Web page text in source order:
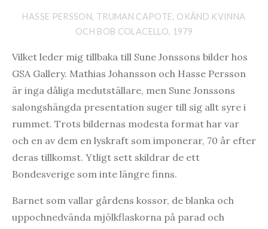
HASSE PERSSON, TRUMAN CAPOTE, OKÄND KVINNA
OCH BOB COLACELLO, 1979
Vilket leder mig tillbaka till Sune Jonssons bilder hos
GSA Gallery. Mathias Johansson och Hasse Persson
är inga dåliga medutställare, men Sune Jonssons
salongshängda presentation suger till sig allt syre i
rummet. Trots bildernas modesta format har var
och en av dem en lyskraft som imponerar, 70 år efter
deras tillkomst. Ytligt sett skildrar de ett
Bondesverige som inte längre finns.
Barnet som vallar gårdens kossor, de blanka och
uppochnedvända mjölkflaskorna på parad och